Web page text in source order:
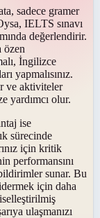
sadece gramer
IELTS sınavı
değerlendirir.
özen
İngilizce
yapmalısınız.
ve aktiviteler
yardımcı olur.
ise
sürecinde
için kritik
performansını
sunar. Bu
için daha
ulaşmanızı